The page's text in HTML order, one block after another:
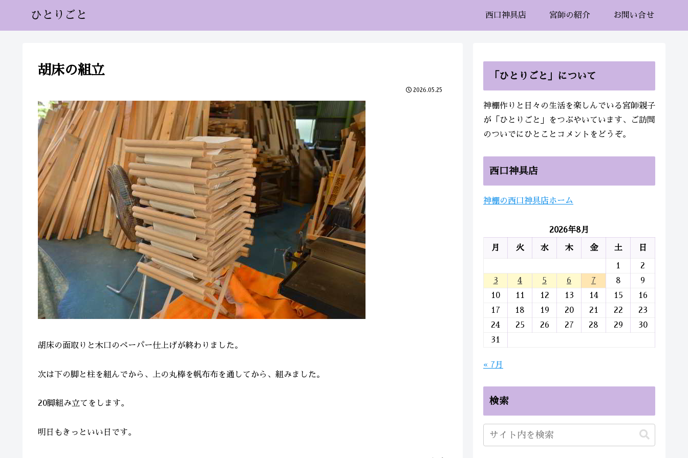
ひとりごと 西口神具店 宮師の紹介 お問い合せ
胡床の組立
2026.05.25
胡床の面取りと木口のペーパー仕上げが終わりました。
次は下の脚と柱を組んでから、上の丸棒を帆布布を通してから、組みました。
20脚組み立てをします。
明日もきっといい日です。
「ひとりごと」について
神棚作りと日々の生活を楽しんでいる宮師親子
が「ひとりごと」をつぶやいています、ご訪問
のついでにひとことコメントをどうぞ。
西口神具店
神棚の西口神具店ホーム
2026年8月
月 火 水 木 金 土 日
1
2
3
4 5 6 7 8
9
10
11 12 13 14 15
16
17
18 19 20 21 22
23
24
25 26 27 28 29
30
31
« 7月
検索